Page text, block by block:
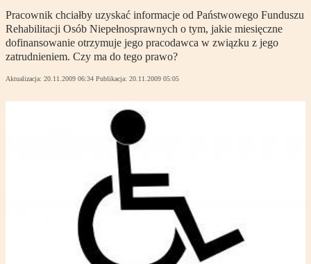
Pracownik chciałby uzyskać informacje od Państwowego Funduszu
Rehabilitacji Osób Niepełnosprawnych o tym, jakie miesięczne
dofinansowanie otrzymuje jego pracodawca w związku z jego
zatrudnieniem. Czy ma do tego prawo?
Aktualizacja: 20.11.2009 06:34 Publikacja: 20.11.2009 05:05